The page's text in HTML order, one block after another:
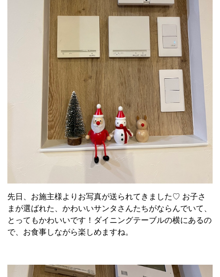
先日、お施主様よりお写真が送られてきました♡ お子さ
まが選ばれた、かわいいサンタさんたちがならんでいて、
とってもかわいいです！ダイニングテーブルの横にあるの
で、お食事しながら楽しめますね。